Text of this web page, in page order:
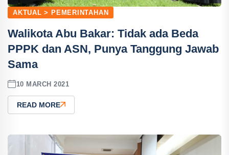
AKTUAL > PEMERINTAHAN
Walikota Abu Bakar: Tidak ada Beda
PPPK dan ASN, Punya Tanggung Jawab
Sama
10 MARCH 2021
READ MORE